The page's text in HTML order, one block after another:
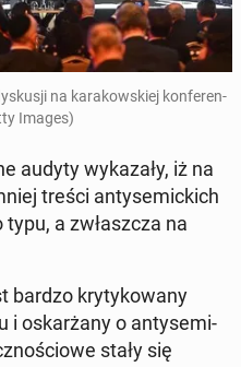
na ka­ra­kow­skiej kon­fe­ren­
Images)
audyty wy­ka­za­ły, iż na
treści an­ty­se­mic­kich
a zwłasz­cza na
bardzo kry­ty­ko­wa­ny
i oskar­ża­ny o an­ty­se­mi­
stały się